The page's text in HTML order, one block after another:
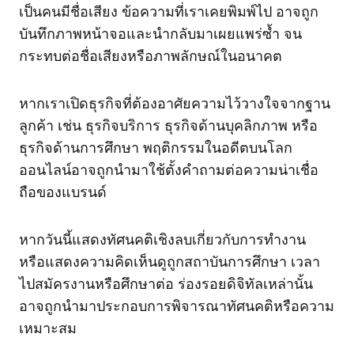
เป็นคนมีชื่อเสียง ข้อความที่เราเคยพิมพ์ไป อาจถูก
บันทึกภาพหน้าจอและนำกลับมาเผยแพร่ซ้ำ จน
กระทบต่อชื่อเสียงหรือภาพลักษณ์ในอนาคต
หากเราเปิดธุรกิจที่ต้องอาศัยความไว้วางใจจากฐาน
ลูกค้า เช่น ธุรกิจบริการ ธุรกิจด้านบุคลิกภาพ หรือ
ธุรกิจด้านการศึกษา พฤติกรรมในอดีตบนโลก
ออนไลน์อาจถูกนำมาใช้ตั้งคำถามต่อความน่าเชื่อ
ถือของแบรนด์
หากวันนี้แสดงทัศนคติเชิงลบเกี่ยวกับการทำงาน
หรือแสดงความคิดเห็นดูถูกสถาบันการศึกษา เวลา
ไปสมัครงานหรือศึกษาต่อ ร่องรอยดิจิทัลเหล่านั้น
อาจถูกนำมาประกอบการพิจารณาทัศนคติหรือความ
เหมาะสม